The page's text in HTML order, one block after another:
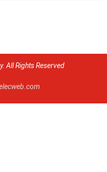
All Rights Reserved